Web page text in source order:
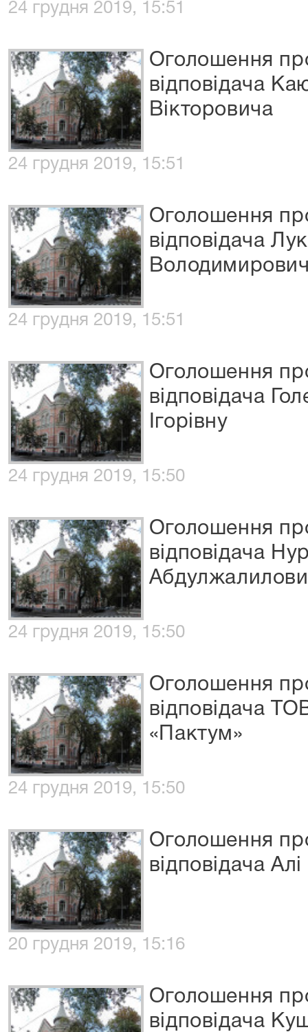
24 грудня 2019, 15:51
Оголошення
відповідача
Вікторовича
24 грудня 2019, 15:51
Оголошення
відповідача
24 грудня 2019, 15:51
Оголошення
відповідача
Ігорівну
24 грудня 2019, 15:50
Оголошення
відповідача
24 грудня 2019, 15:50
Оголошення
відповідача
«Пактум»
24 грудня 2019, 15:50
Оголошення
відповідача Алі
20 грудня 2019, 15:16
Оголошення
відповідача